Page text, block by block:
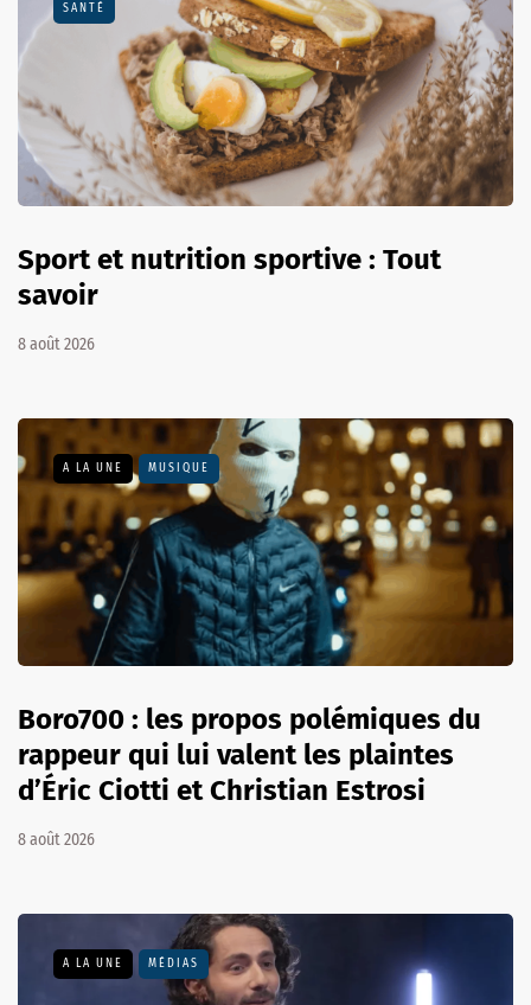
SANTÉ
Sport et nutrition sportive : Tout
savoir
8 août 2026
A LA UNE MUSIQUE
Boro700 : les propos polémiques du
rappeur qui lui valent les plaintes
d’Éric Ciotti et Christian Estrosi
8 août 2026
A LA UNE MÉDIAS